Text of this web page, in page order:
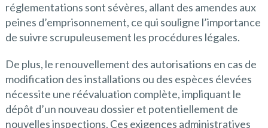
réglementations sont sévères, allant des amendes aux
peines d’emprisonnement, ce qui souligne l’importance
de suivre scrupuleusement les procédures légales.
De plus, le renouvellement des autorisations en cas de
modification des installations ou des espèces élevées
nécessite une réévaluation complète, impliquant le
dépôt d’un nouveau dossier et potentiellement de
nouvelles inspections. Ces exigences administratives